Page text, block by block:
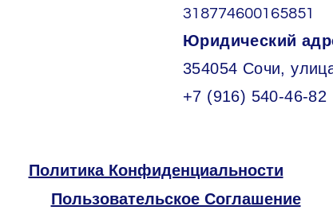
318774600165851
Юридический
354054 Сочи,
+7 (916) 540-46-82
Политика Конфиденциальности
Пользовательское Соглашение